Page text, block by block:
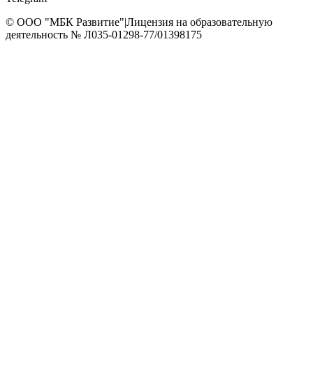
© OOO "МБК Развитие"|Лицензия на образовательную
деятельность № Л035-01298-77/01398175